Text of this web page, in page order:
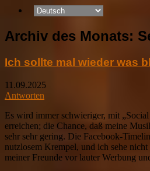
Archiv des Monats:
Ich sollte mal wieder was
11.09.2025
Antworten
Es wird immer schwieriger, mit
erreichen; die Chance, daß meine
sehr sehr gering. Die Facebook-
nutzlosem Krempel, und ich sehe
meiner Freunde vor lauter Werbung